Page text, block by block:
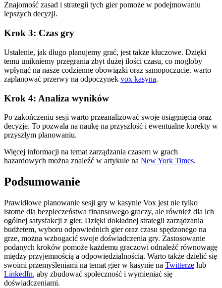
Znajomość zasad i strategii tych gier pomoże w podejmowaniu
lepszych decyzji.
Krok 3: Czas gry
Ustalenie, jak długo planujemy grać, jest także kluczowe. Dzięki
temu unikniemy przegrania zbyt dużej ilości czasu, co mogłoby
wpłynąć na nasze codzienne obowiązki oraz samopoczucie. warto
zaplanować przerwy na odpoczynek vox kasyna.
Krok 4: Analiza wyników
Po zakończeniu sesji warto przeanalizować swoje osiągnięcia oraz
decyzje. To pozwala na naukę na przyszłość i ewentualne korekty w
przyszłym planowaniu.
Więcej informacji na temat zarządzania czasem w grach
hazardowych można znaleźć w artykule na New York Times.
Podsumowanie
Prawidłowe planowanie sesji gry w kasynie Vox jest nie tylko
istotne dla bezpieczeństwa finansowego graczy, ale również dla ich
ogólnej satysfakcji z gier. Dzięki dokładnej strategii zarządzania
budżetem, wyboru odpowiednich gier oraz czasu spędzonego na
grze, można wzbogacić swoje doświadczenia gry. Zastosowanie
podanych kroków pomoże każdemu graczowi odnaleźć równowagę
między przyjemnością a odpowiedzialnością. Warto także dzielić się
swoimi przemyśleniami na temat gier w kasynie na Twitterze lub
LinkedIn, aby zbudować społeczność i wymieniać się
doświadczeniami.